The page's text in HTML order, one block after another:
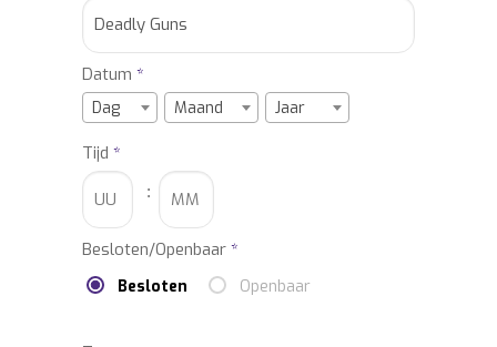
optredens!
Datum *
Dag Maand Jaar
Tijd *
:
Besloten/Openbaar *
Besloten Openbaar